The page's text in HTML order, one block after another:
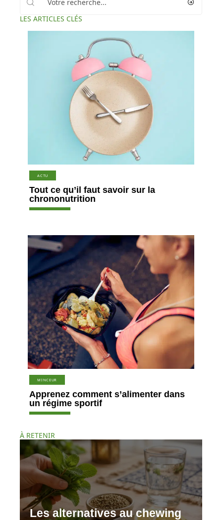
LES ARTICLES CLÉS
ACTU
Tout ce qu’il faut savoir sur la
chrononutrition
MINCEUR
Apprenez comment s’alimenter dans
un régime sportif
À RETENIR
Les alternatives au chewing